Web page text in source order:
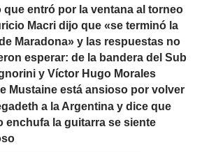
que entró por la ventana al torneo
Macri dijo que «se terminó la
Maradona» y las respuestas no
esperar: de la bandera del Sub
y Víctor Hugo Morales
Mustaine está ansioso por volver
a la Argentina y dice que
enchufa la guitarra se siente